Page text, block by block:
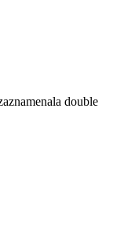
double